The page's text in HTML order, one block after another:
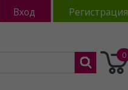
Вход Регистрация
0